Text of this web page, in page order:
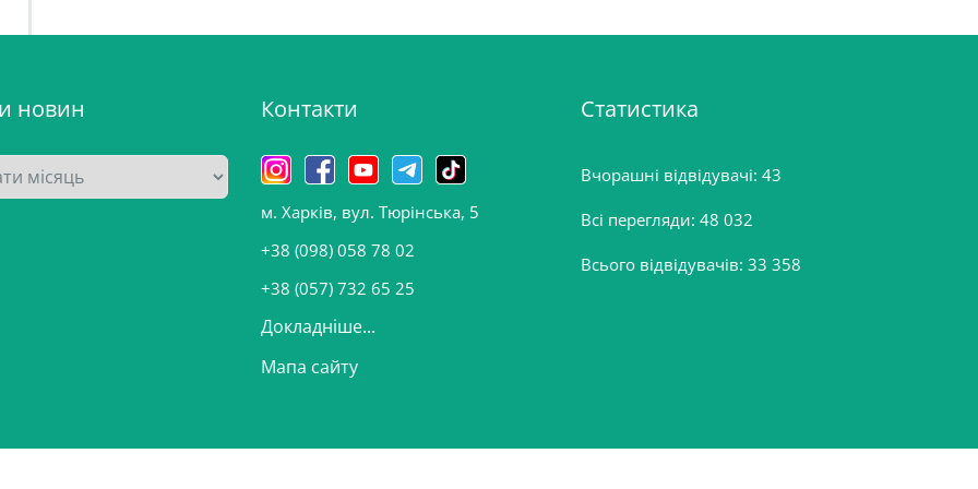
новин Контакти
м. Харків, вул. Тюрінська, 5
+38 (098) 058 78 02
+38 (057) 732 65 25
Докладніше...
Мапа сайту
Статистика
Вчорашні відвідувачі: 43
Всі перегляди: 48 032
Всього відвідувачів: 33 358